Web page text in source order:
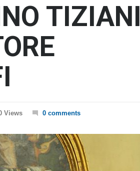
TIZIANI
Views 0 comments